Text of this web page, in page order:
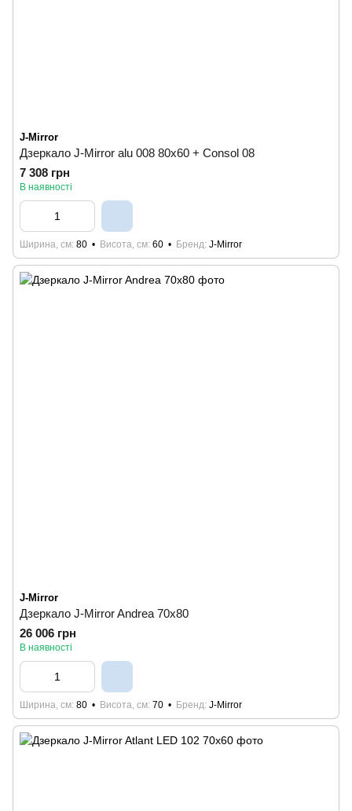
J-Mirror
Дзеркало J-Mirror alu 008 80x60 + Consol 08
7 308 грн
В наявності
Ширина, см 80 Висота, см 60 Бренд J-Mirror
J-Mirror
Дзеркало J-Mirror Andrea 70x80
26 006 грн
В наявності
Ширина, см 80 Висота, см 70 Бренд J-Mirror